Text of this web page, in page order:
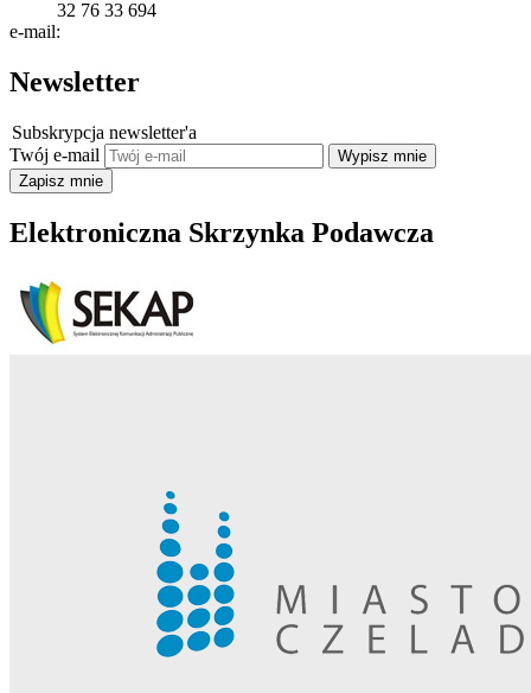
32 76 33 694
e-mail:
Newsletter
Subskrypcja newsletter'a
Twój e-mail
Elektroniczna Skrzynka Podawcza